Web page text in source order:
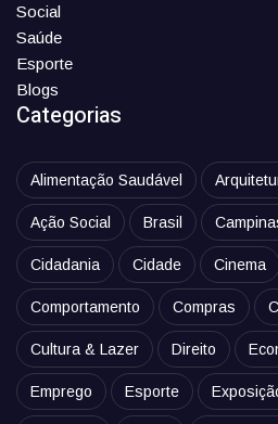
Social
Saúde
Esporte
Blogs
Categorias
Alimentação Saudável
Ação Social Brasil
Cidadania Cidade Cinema
Comportamento Compras
Cultura & Lazer Direito
Emprego Esporte